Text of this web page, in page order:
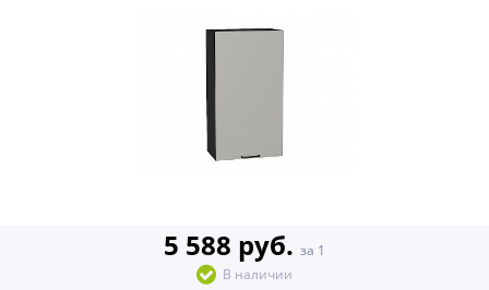
5 588 руб. за 1
В наличии